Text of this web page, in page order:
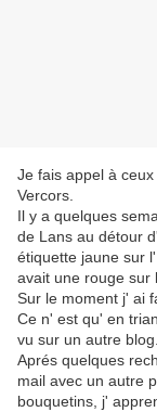
Je fais appel à
Vercors.
Il y a quelques
de Lans au détour
étiquette jaune sur
avait une rouge sur
Sur le moment j' ai
Ce n' est qu' en
vu sur un autre blog.
Aprés quelques
mail avec un autre
bouquetins, j'